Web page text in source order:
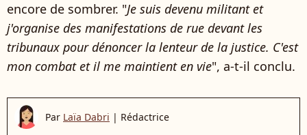
encore de sombrer. "Je suis devenu militant et
j'organise des manifestations de rue devant les
tribunaux pour dénoncer la lenteur de la justice. C'est
mon combat et il me maintient en vie", a-t-il conclu.
Par Laïa Dabri | Rédactrice